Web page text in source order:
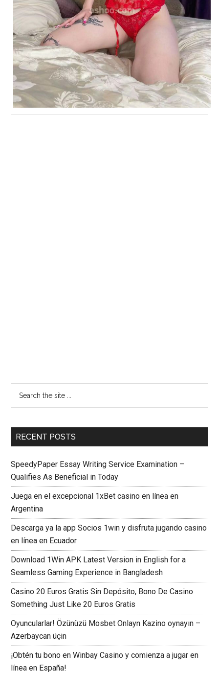
RECENT POSTS
SpeedyPaper Essay Writing Service Examination –
Qualifies As Beneficial in Today
Juega en el excepcional 1xBet casino en línea en
Argentina
Descarga ya la app Socios 1win y disfruta jugando casino
en línea en Ecuador
Download 1Win APK Latest Version in English for a
Seamless Gaming Experience in Bangladesh
Casino 20 Euros Gratis Sin Depósito, Bono De Casino
Something Just Like 20 Euros Gratis
Oyuncularlar! Özünüzü Mosbet Onlayn Kazino oynayın –
Azerbaycan üçin
¡Obtén tu bono en Winbay Casino y comienza a jugar en
línea en España!